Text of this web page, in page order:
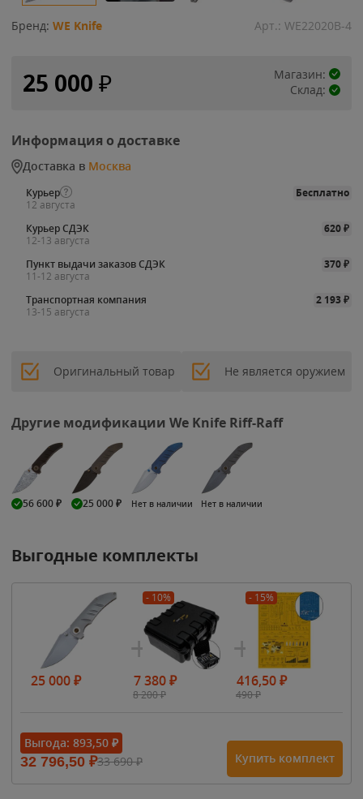
Бренд: WE Knife Арт.: WE22020B-4
25 000 ₽
Магазин:
Склад:
Информация о доставке
Доставка в Москва
Курьер
Бесплатно
12 августа
Курьер СДЭК
620₽
12-13 августа
Пункт выдачи заказов СДЭК
370₽
11-12 августа
Транспортная компания
2 193₽
13-15 августа
Оригинальный товар Не является оружием
Другие модификации We Knife Riff-Raff
56 600₽ 25 000₽ Нет в наличии Нет в наличии
Выгодные комплекты
25 000₽
- 10%
7 380₽
8 200₽
- 15%
416,50₽
490₽
Выгода: 893,50 ₽
32 796,50 ₽33 690₽ Купить комплект